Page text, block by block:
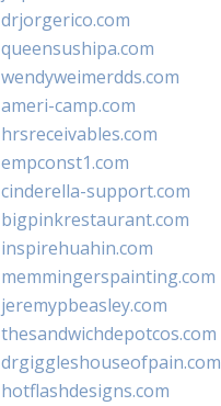
drjorgerico.com
queensushipa.com
wendyweimerdds.com
ameri-camp.com
hrsreceivables.com
empconst1.com
cinderella-support.com
bigpinkrestaurant.com
inspirehuahin.com
memmingerspainting.com
jeremypbeasley.com
thesandwichdepotcos.com
drgiggleshouseofpain.com
hotflashdesigns.com